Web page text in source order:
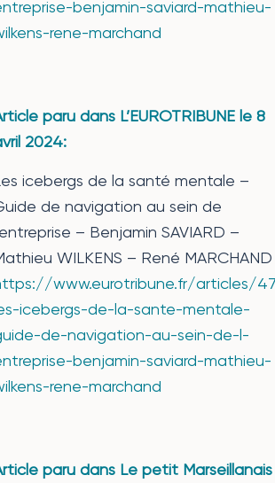
benjamin-saviard-mathieu-
rene-marchand
paru dans L’EUROTRIBUNE le 8
2024:
icebergs de la santé mentale –
de navigation au sein de
– Benjamin SAVIARD –
WILKENS – René MARCHAND
www.eurotribune.fr/articles/
icebergs-de-la-sante-mentale-
de-navigation-au-sein-de-l-
benjamin-saviard-mathieu-
rene-marchand
paru dans Le petit Marseillanais